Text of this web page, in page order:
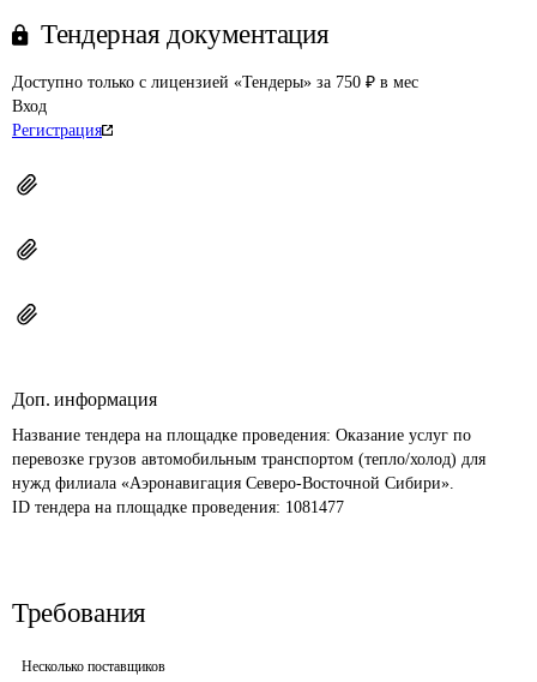
Тендерная документация
Доступно только с лицензией «Тендеры» за 750 ₽ в мес
Вход
Регистрация
Доп. информация
Название тендера на площадке проведения: Оказание услуг по
перевозке грузов автомобильным транспортом (тепло/холод) для
нужд филиала «Аэронавигация Северо-Восточной Сибири».
ID тендера на площадке проведения: 1081477
Требования
Несколько поставщиков